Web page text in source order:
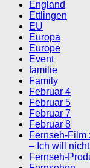
England
Ettlingen
EU
Europa
Europe
Event
familie
Family
Februar 4
Februar 5
Februar 7
Februar 8
Fernseh-Film
– Ich will nicht
Fernseh-